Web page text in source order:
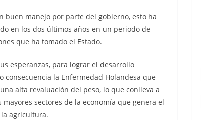
buen manejo por parte del gobierno, esto ha
en los dos últimos años en un periodo de
que ha tomado el Estado.
esperanzas, para lograr el desarrollo
consecuencia la Enfermedad Holandesa que
alta revaluación del peso, lo que conlleva a
sectores de la economía que genera el
agricultura.